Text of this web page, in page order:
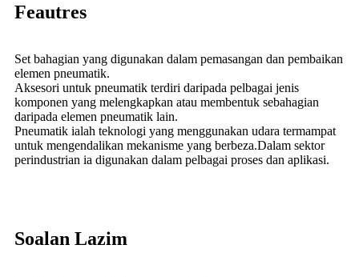
Feautres
Set bahagian yang digunakan dalam pemasangan dan pembaikan
elemen pneumatik.
Aksesori untuk pneumatik terdiri daripada pelbagai jenis
komponen yang melengkapkan atau membentuk sebahagian
daripada elemen pneumatik lain.
Pneumatik ialah teknologi yang menggunakan udara termampat
untuk mengendalikan mekanisme yang berbeza.Dalam sektor
perindustrian ia digunakan dalam pelbagai proses dan aplikasi.
Soalan Lazim